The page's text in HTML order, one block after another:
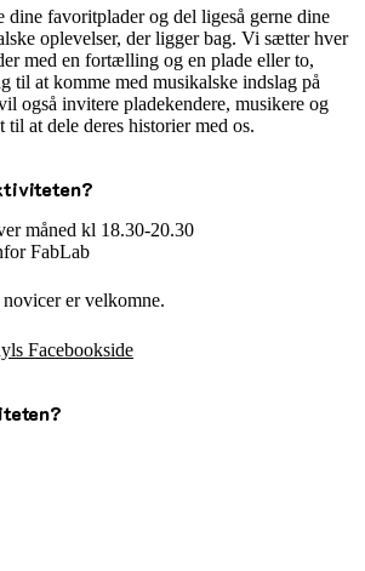
dine favoritplader og del ligeså gerne dine
oplevelser, der ligger bag. Vi sætter hver
med en fortælling og en plade eller to,
til at komme med musikalske indslag på
også invitere pladekendere, musikere og
til at dele deres historier med os.
måned kl 18.30-20.30
FabLab
er velkomne.
Facebookside